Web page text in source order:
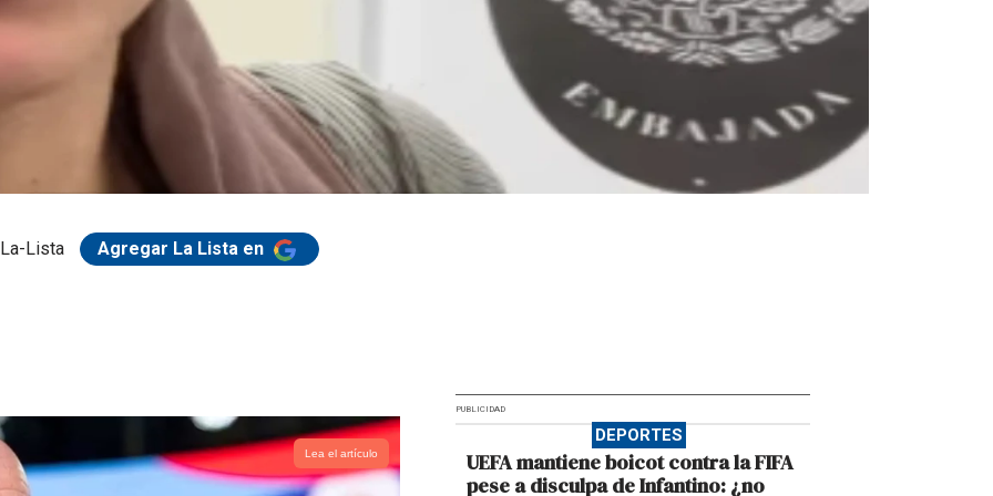
Lista Agregar La Lista en
Lea el artículo
PUBLICIDAD
DEPORTES
UEFA mantiene boicot contra la FIFA
pese a disculpa de Infantino: ¿no